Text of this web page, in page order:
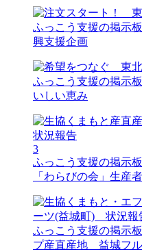
ふっこう支援の掲示板
興支援企画
ふっこう支援の掲示板
いしい恵み
3
ふっこう支援の掲示板
「わらびの会」生産
ふっこう支援の掲示板
プ産直産地 益城フ